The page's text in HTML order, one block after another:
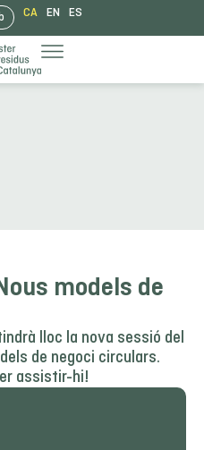
CA EN ES
models de
lloc la nova sessió del
de negoci circulars.
assistir-hi!